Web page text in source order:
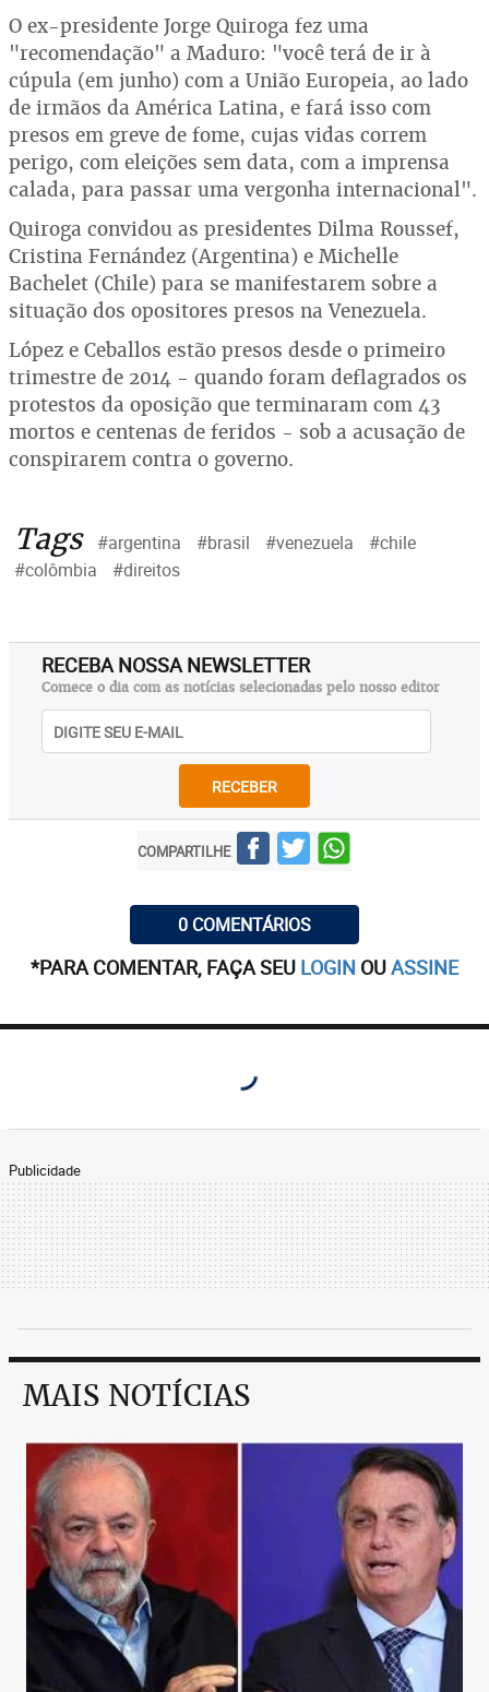
O ex-presidente Jorge Quiroga fez uma
"recomendação" a Maduro: "você terá de ir à
cúpula (em junho) com a União Europeia, ao lado
de irmãos da América Latina, e fará isso com
presos em greve de fome, cujas vidas correm
perigo, com eleições sem data, com a imprensa
calada, para passar uma vergonha internacional".
Quiroga convidou as presidentes Dilma Roussef,
Cristina Fernández (Argentina) e Michelle
Bachelet (Chile) para se manifestarem sobre a
situação dos opositores presos na Venezuela.
López e Ceballos estão presos desde o primeiro
trimestre de 2014 - quando foram deflagrados os
protestos da oposição que terminaram com 43
mortos e centenas de feridos - sob a acusação de
conspirarem contra o governo.
Tags #argentina #brasil #venezuela
#chile
#colômbia
#direitos
RECEBA NOSSA NEWSLETTER
Comece o dia com as notícias selecionadas pelo nosso editor
RECEBER
COMPARTILHE
0 COMENTÁRIOS
*PARA COMENTAR, FAÇA SEU LOGIN OUASSINE
Publicidade
MAIS NOTÍCIAS